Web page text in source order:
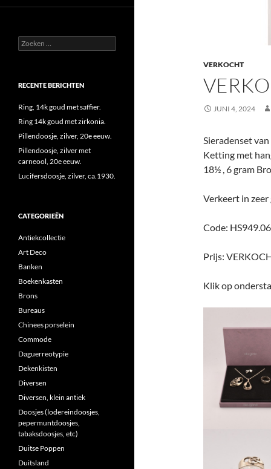
VERKOCHT
JUNI 4, 2024
Sieradenset
Ketting met
18½ , 6 gram
Verkeert in
Code: HS949.06
Prijs:
Klik op
Zoeken
naar:
RECENTE BERICHTEN
Ring, 14k goud met saffier.
Ring 14k goud met zirkonia.
Pillendoosje, zilver, 20e eeuw.
Pillendoosje, zilver met
carneool, 20e eeuw.
Lucifersdoosje, zilver, ca.1930.
CATEGORIEËN
Antiekcollectie
Art Deco
Banken
Boekenkasten
Brons
Bureaus
Chinees porselein
Commode
Daguerreotypie
Dekenkisten
Diversen
Diversen, klein antiek
Doosjes (lodereindoosjes,
pepermuntdoosjes,
tabaksdoosjes, etc)
Duitse Poppen
Duitsland